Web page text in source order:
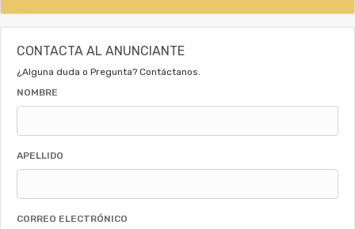
CONTACTA AL ANUNCIANTE
¿Alguna duda o Pregunta? Contáctanos.
NOMBRE
APELLIDO
CORREO ELECTRÓNICO